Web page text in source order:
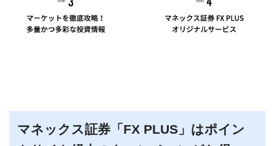
マネックス証券「FX PLUS」はポイン